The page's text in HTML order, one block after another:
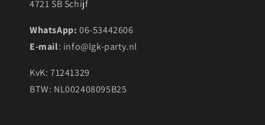
4721 SB Schijf
WhatsApp: 06-53442606
E-mail: info@lgk-party.nl
KvK: 71241329
BTW: NL002408095B25